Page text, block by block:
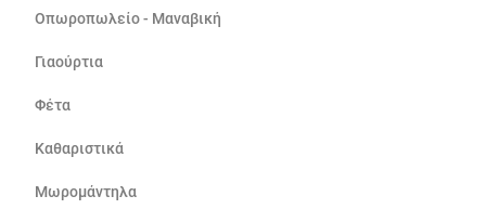
Οπωροπωλείο - Μαναβική
Γιαούρτια
Φέτα
Καθαριστικά
Μωρομάντηλα